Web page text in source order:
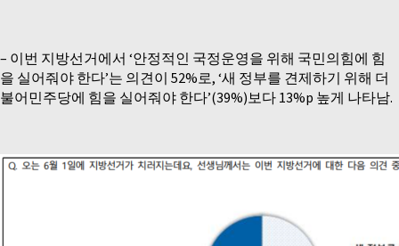
– 이번 지방선거에서 ‘안정적인 국정운영을 위해 국민의힘에 힘
을 실어줘야 한다’는 의견이 52%로, ‘새 정부를 견제하기 위해 더
불어민주당에 힘을 실어줘야 한다’(39%)보다 13%p 높게 나타남.